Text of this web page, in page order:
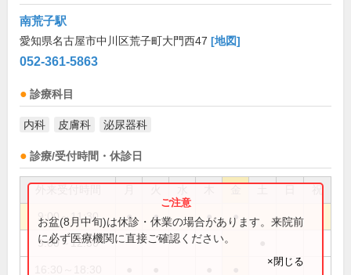
南荒子駅
愛知県名古屋市中川区荒子町大門西47 [地図]
052-361-5863
診療科目
内科 皮膚科 泌尿器科
診療/受付時間・休診日
祝
9:00～11:30 ● ● ● ●
9:00～12:30
お盆(8月中旬)は休診・休業の場合があります。来院前
に必ず医療機関に直接ご確認ください。
×閉じる